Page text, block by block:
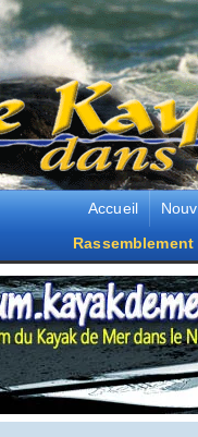
Accueil
Rassemblement